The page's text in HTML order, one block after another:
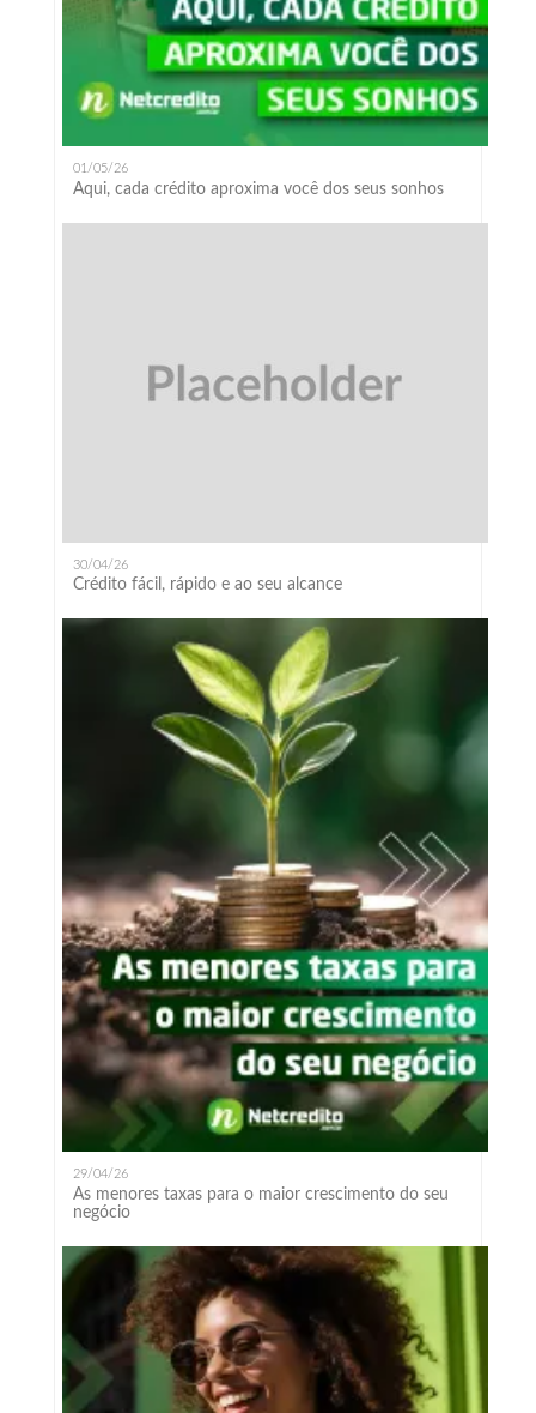
01/05/26
Aqui, cada crédito aproxima você dos seus sonhos
30/04/26
Crédito fácil, rápido e ao seu alcance
29/04/26
As menores taxas para o maior crescimento do seu
negócio